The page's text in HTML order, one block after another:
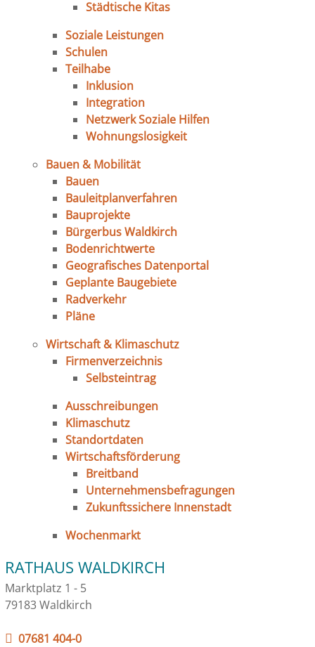
Städtische Kitas
Soziale Leistungen
Schulen
Teilhabe
Inklusion
Integration
Netzwerk Soziale Hilfen
Wohnungslosigkeit
Bauen & Mobilität
Bauen
Bauleitplanverfahren
Bauprojekte
Bürgerbus Waldkirch
Bodenrichtwerte
Geografisches Datenportal
Geplante Baugebiete
Radverkehr
Pläne
Wirtschaft & Klimaschutz
Firmenverzeichnis
Selbsteintrag
Ausschreibungen
Klimaschutz
Standortdaten
Wirtschaftsförderung
Breitband
Unternehmensbefragungen
Zukunftssichere Innenstadt
Wochenmarkt
RATHAUS WALDKIRCH
Marktplatz 1 - 5
79183 Waldkirch
07681 404-0